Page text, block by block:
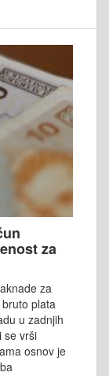
za
za
plata
u zadnjih
se vrši
osnov je